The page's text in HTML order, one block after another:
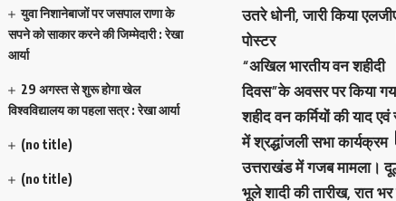
युवा निशानेबाजों पर जसपाल राणा के
सपने को साकार करने की जिम्मेदारी : रेखा
आर्या
29 अगस्त से शुरू होगा खेल
विश्वविद्यालय का पहला सत्र : रेखा आर्या
(no title)
(no title)
उतरे धोनी, जारी किया
पोस्टर
“अखिल भारतीय वन शहीदी
दिवस”के अवसर पर किया
शहीद वन कर्मियों की याद एवं
में श्रद्धांजली सभा कार्यक्रम
उत्तराखंड में गजब मामला।
भूले शादी की तारीख, रात